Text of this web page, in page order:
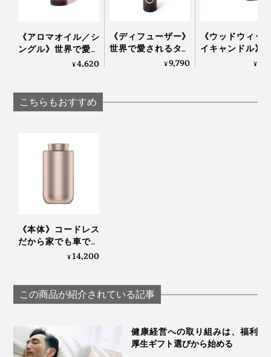
水を使用するアロマディフューザーの場合、きちんとお
手入れしなかったり、水道水を使ったりすると、雑菌や
プル！日常に馴染む心地いいアロマディフューザーで
トップノート
ラベンダーアルパイン
ミドルノート
ユーカリレモン、ペパーミント、ゼラニウム、スギ
ベースノート
ヒノキ木部
玄関やテラス、キャンプシーンでのテント内など、外気
と触れ合う開放された空間をイメージして、7種類の精
※本体は水洗いできません。汚れやほこりは、乾いた柔
らかい布などで拭き取ってください。
※プレートは本体から取り外して水洗いができます。ア
ロマオイルのオイル染みは、薄めた食器用中性洗剤を柔
らかいふきんにしみ込ませ、軽くたたいて染み抜きして
トに香りが残ることがあります。その場合、市販の「無
水エタノール」に10分間ほど浸けることで軽減されま
の原因になります。
《アロマオイル／シ
ングル》世界で愛さ
れるタイのアロマブ
KARMAKAMET
¥4,620
《ディフューザー》
世界で愛されるタイ
のアロマブランド
¥9,790
《ウッドウィッ
イキャンドル》
ストラリアの大
¥
こちらもおすすめ
《本体》コードレス
だから家でも車でも
使える、ネブライザ
Lovaroma
¥14,200
この商品が紹介されている記事
健康経営への取り組みは、福利
厚生ギフト選びから始める